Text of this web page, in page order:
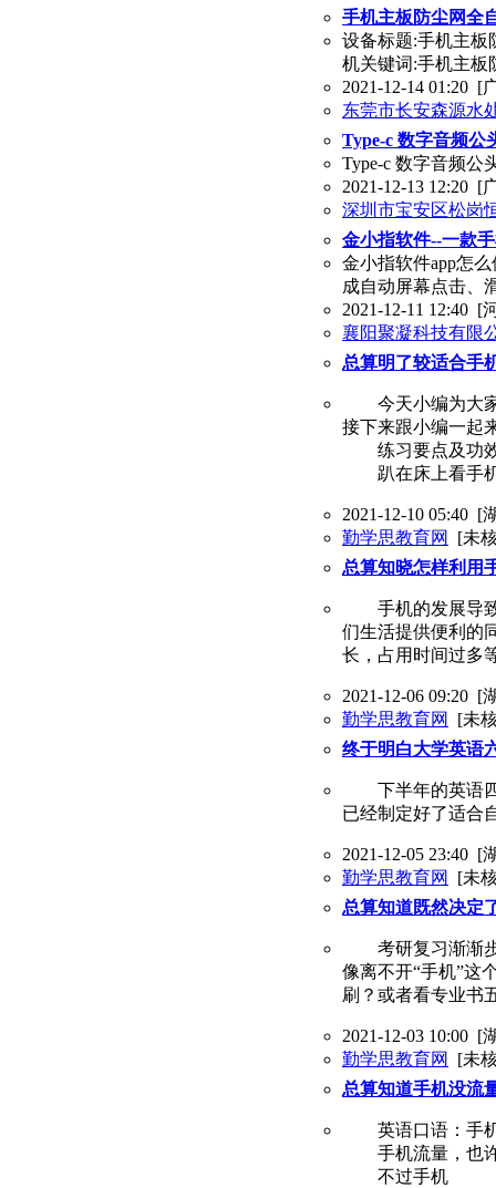
手机主板防尘网全
设备标题:手机主板
机关键词:手机主板
2021-12-14 01:20 [
东莞市长安森源水
Type-c 数字音频公
Type-c 数字音频公
2021-12-13 12:20 [
深圳市宝安区松岗
金小指软件--一款
金小指软件app怎
成自动屏幕点击、
2021-12-11 12:40 [
襄阳聚凝科技有限
总算明了较适合手
今天小编为大家
接下来跟小编一起
练习要点及功
趴在床上看手机
2021-12-10 05:40 [
勤学思教育网
[未
总算知晓怎样利用
手机的发展导致
们生活提供便利的
长，占用时间过多
2021-12-06 09:20 [
勤学思教育网
[未
终于明白大学英语
下半年的英语四
已经制定好了适合
2021-12-05 23:40 [
勤学思教育网
[未
总算知道既然决定
考研复习渐渐步
像离不开“手机”这
刷？或者看专业书
2021-12-03 10:00 [
勤学思教育网
[未
总算知道手机没流
英语口语：手机
手机流量，也许
不过手机